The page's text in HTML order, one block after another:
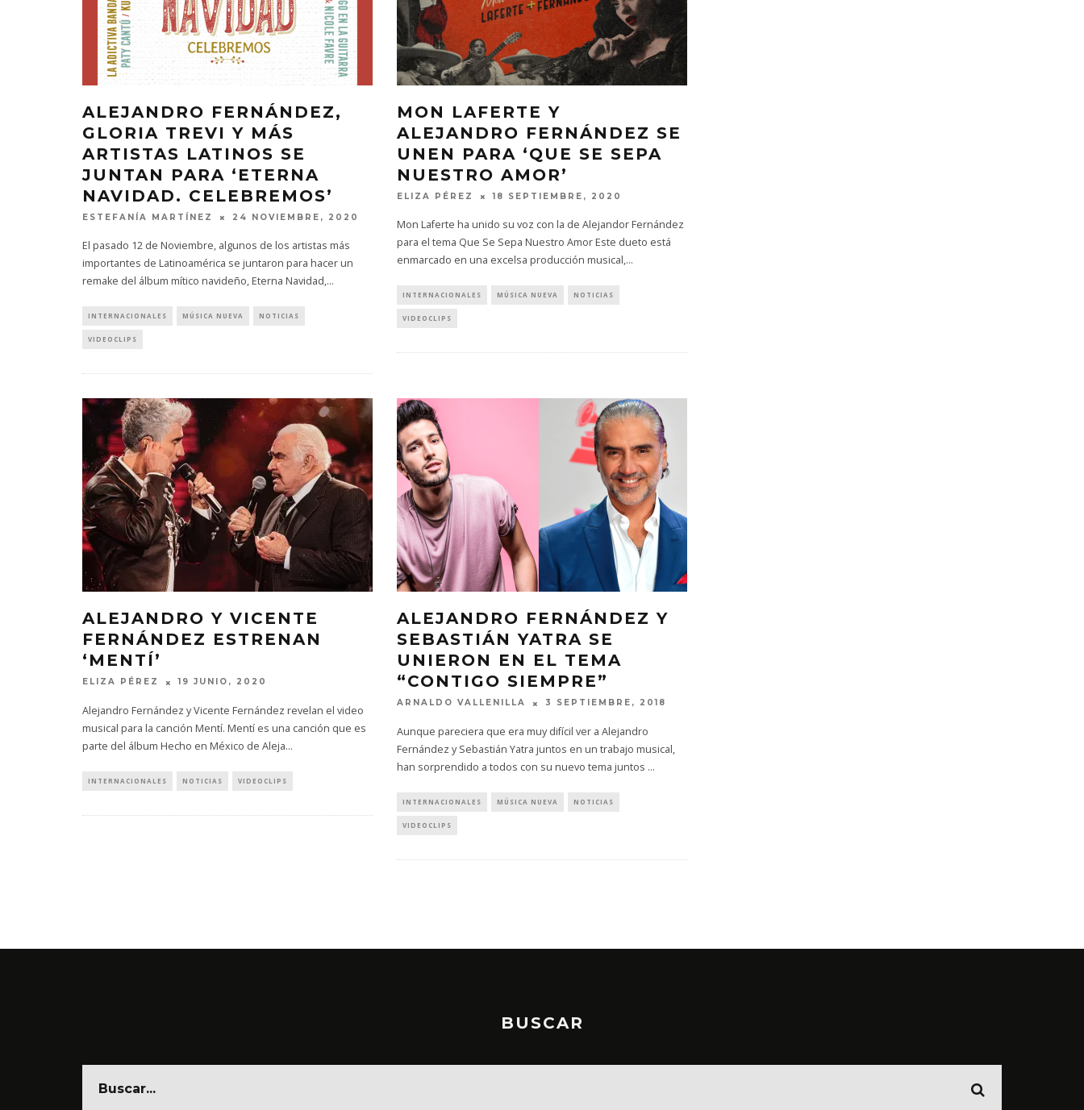
ALEJANDRO FERNÁNDEZ,
GLORIA TREVI Y MÁS
ARTISTAS LATINOS SE
JUNTAN PARA ‘ETERNA
NAVIDAD. CELEBREMOS’
ESTEFANÍA MARTÍNEZ 24 NOVIEMBRE, 2020
El pasado 12 de Noviembre, algunos de los artistas más
importantes de Latinoamérica se juntaron para hacer un
remake del álbum mítico navideño, Eterna Navidad,...
INTERNACIONALES MÚSICA NUEVA NOTICIAS
VIDEOCLIPS
MON LAFERTE Y
ALEJANDRO FERNÁNDEZ SE
UNEN PARA ‘QUE SE SEPA
NUESTRO AMOR’
ELIZA PÉREZ 18 SEPTIEMBRE, 2020
Mon Laferte ha unido su voz con la de Alejandor Fernández
para el tema Que Se Sepa Nuestro Amor Este dueto está
enmarcado en una excelsa producción musical,...
INTERNACIONALES MÚSICA NUEVA NOTICIAS
VIDEOCLIPS
ALEJANDRO Y VICENTE
FERNÁNDEZ ESTRENAN
‘MENTÍ’
ELIZA PÉREZ 19 JUNIO, 2020
Alejandro Fernández y Vicente Fernández revelan el video
musical para la canción Mentí. Mentí es una canción que es
parte del álbum Hecho en México de Aleja...
INTERNACIONALES NOTICIAS VIDEOCLIPS
ALEJANDRO FERNÁNDEZ Y
SEBASTIÁN YATRA SE
UNIERON EN EL TEMA
“CONTIGO SIEMPRE”
ARNALDO VALLENILLA 3 SEPTIEMBRE, 2018
Aunque pareciera que era muy difícil ver a Alejandro
Fernández y Sebastián Yatra juntos en un trabajo musical,
han sorprendido a todos con su nuevo tema juntos ...
INTERNACIONALES MÚSICA NUEVA NOTICIAS
VIDEOCLIPS
BUSCAR